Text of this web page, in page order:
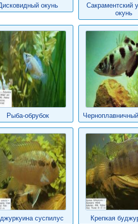
окунь
Сакраментский
окунь
Рыба-обрубок
суспилус Крепкая